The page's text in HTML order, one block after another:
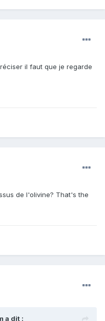
il faut que je regarde
de l'olivine? That's the
a dit :